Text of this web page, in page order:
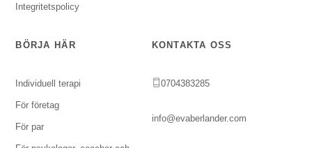
Integritetspolicy
BÖRJA HÄR
Individuell terapi
För företag
För par
KONTAKTA OSS
0704383285
info@evaberlander.com